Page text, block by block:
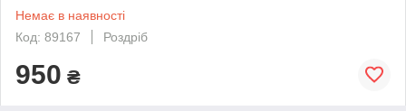
Немає в наявності
Код: 89167
Роздріб
950 ₴